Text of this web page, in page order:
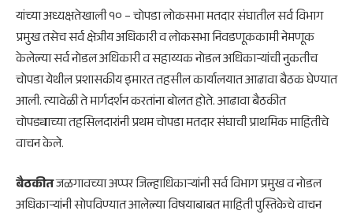
यांच्या अध्यक्षतेखाली १० – चोपडा लोकसभा मतदार संघातील सर्व विभाग
प्रमुख तसेच सर्व क्षेत्रीय अधिकारी व लोकसभा निवडणूककामी नेमणूक
केलेल्या सर्व नोडल अधिकारी व सहाय्यक नोडल अधिकाऱ्यांची नुकतीच
चोपडा येथील प्रशासकीय इमारत तहसील कार्यालयात आढावा बैठक घेण्यात
आली. त्यावेळी ते मार्गदर्शन करतांना बोलत होते. आढावा बैठकीत
चोपड्याच्या तहसिलदारांनी प्रथम चोपडा मतदार संघाची प्राथमिक माहितीचे
वाचन केले.
बैठकीतजळगावच्या अप्पर जिल्हाधिकाऱ्यांनी सर्व विभाग प्रमुख व नोडल
अधिकाऱ्यांनी सोपविण्यात आलेल्या विषयाबाबत माहिती पुस्तिकेचे वाचन